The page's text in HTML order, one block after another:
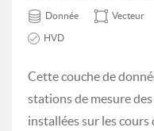
Donnée Vecteur
HVD
Cette couche de
stations de mesure
installées sur les cours